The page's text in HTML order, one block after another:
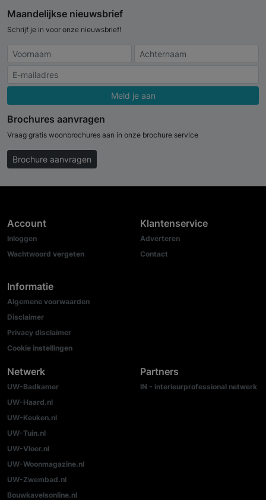
Maandelijkse nieuwsbrief
Schrijf je in voor onze nieuwsbrief!
Meld je aan
Brochures aanvragen
Vraag gratis woonbrochures aan in onze brochure service
Brochure aanvragen
Account
Inloggen
Wachtwoord vergeten
Informatie
Algemene voorwaarden
Disclaimer
Privacy disclaimer
Cookie instellingen
Klantenservice
Adverteren
Contact
Netwerk
UW-Badkamer
UW-Haard.nl
UW-Keuken.nl
UW-Tuin.nl
UW-Vloer.nl
UW-Woonmagazine.nl
UW-Zwembad.nl
Bouwkavelsonline.nl
Partners
IN - interieurprofessional netwerk